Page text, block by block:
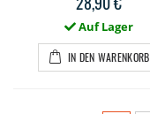
Auf Lager
IN DEN WARENKORB